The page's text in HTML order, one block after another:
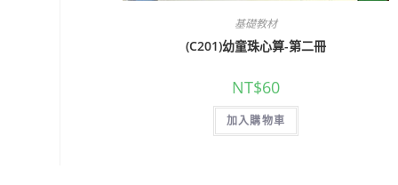
基礎教材
(C201)幼童珠心算-第二冊
NT$60
加入購物車